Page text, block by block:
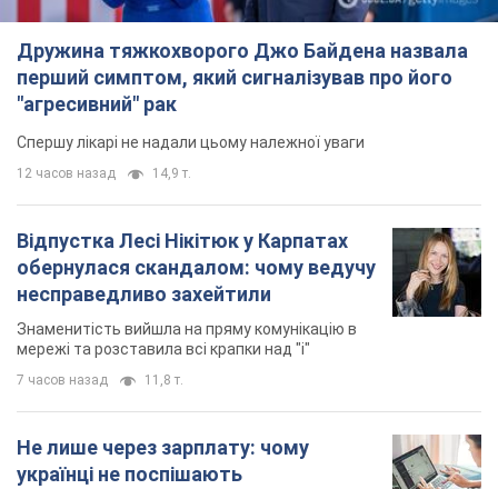
Дружина тяжкохворого Джо Байдена назвала
перший симптом, який сигналізував про його
"агресивний" рак
Спершу лікарі не надали цьому належної уваги
12 часов назад 14,9 т.
Відпустка Лесі Нікітюк у Карпатах
обернулася скандалом: чому ведучу
несправедливо захейтили
Знаменитість вийшла на пряму комунікацію в
мережі та розставила всі крапки над "і"
7 часов назад 11,8 т.
Не лише через зарплату: чому
українці не поспішають